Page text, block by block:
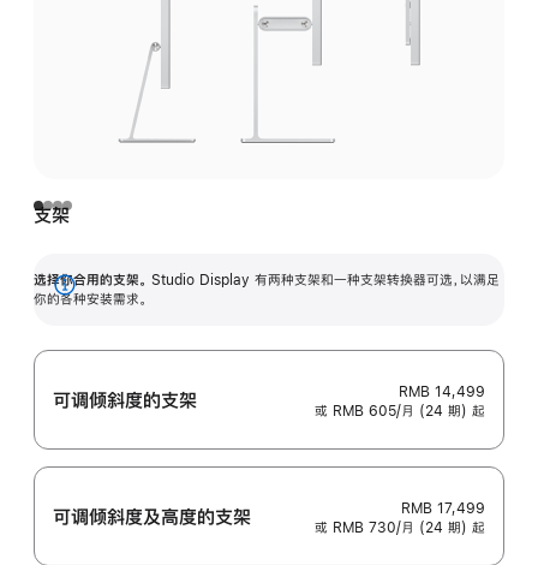
支架
选择你合用的支架。 Studio Display 有两种支架和一种支架转换器可选，以满足
你的各种安装需求。
展
可调倾斜度的支架
RMB 14,499
或 RMB 605/月 (24 期) 起
可调倾斜度及高‍度的支‍架
RMB 17,499
或 RMB 730/月 (24 期) 起